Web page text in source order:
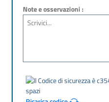
Note e osservazioni :